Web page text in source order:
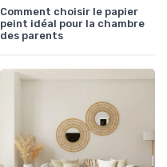
Comment choisir le papier
peint idéal pour la chambre
des parents